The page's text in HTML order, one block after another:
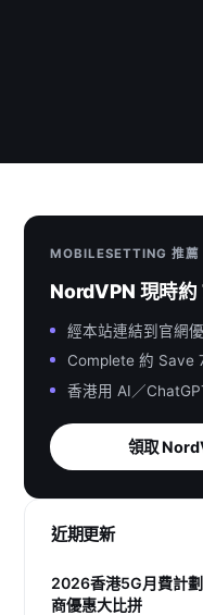
MOBILESETTING 推薦
NordVPN 現時
經本站連結到官網
Complete 約 Save
香港用 AI／
領取
近期更新
2026香港5G月費計
商優惠大比拼